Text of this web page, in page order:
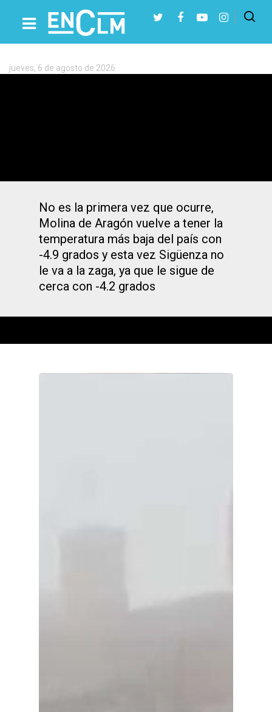
Etiqueta:
Sigüenza
Presiona Intro para buscar o ESC para cerrar
jueves, 6 de agosto de 2026
No es la primera vez que ocurre,
Molina de Aragón vuelve a tener la
temperatura más baja del país con
-4.9 grados y esta vez Sigüenza no
le va a la zaga, ya que le sigue de
cerca con -4.2 grados